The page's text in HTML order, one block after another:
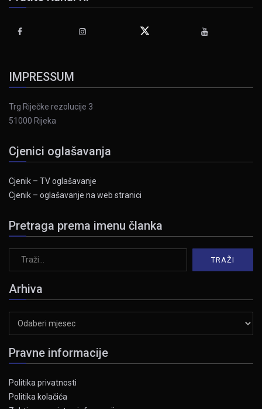
IMPRESSUM
Trg Riječke rezolucije 3
51000 Rijeka
Cjenici oglašavanja
Cjenik – TV oglašavanje
Cjenik – oglašavanje na web stranici
Pretraga prema imenu članka
Arhiva
Pravne informacije
Politika privatnosti
Politika kolačića